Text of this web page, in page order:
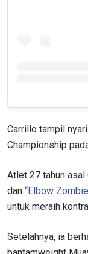
Carrillo tampil
Championship
Atlet 27 tahun asal
dan “Elbow
untuk meraih
Setelahnya, ia